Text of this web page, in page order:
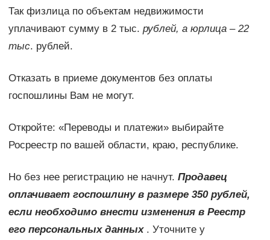
Так физлица по объектам недвижимости
уплачивают сумму в 2 тыс. рублей, а юрлица – 22
тыс. рублей.
Отказать в приеме документов без оплаты
госпошлины Вам не могут.
Откройте: «Переводы и платежи» выбирайте
Росреестр по вашей области, краю, республике.
Но без нее регистрацию не начнут. Продавец
оплачивает госпошлину в размере 350 рублей,
если необходимо внести изменения в Реестр
его персональных данных. Уточните у